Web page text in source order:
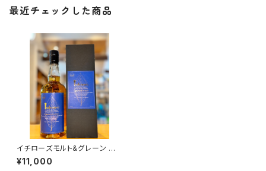
最近チェックした商品
イチローズモルト&グレーン ワ
ールド ブレンデッド ウイスキー
リミテッド エディション 700ml
¥11,000